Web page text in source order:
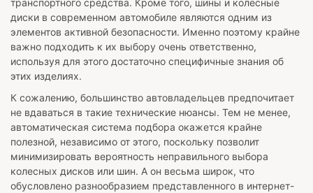
диски в современном автомобиле являются одним из
элементов активной безопасности. Именно поэтому крайне
важно подходить к их выбору очень ответственно,
используя для этого достаточно специфичные знания об
этих изделиях.
К сожалению, большинство автовладельцев предпочитает
не вдаваться в такие технические нюансы. Тем не менее,
автоматическая система подбора окажется крайне
полезной, независимо от этого, поскольку позволит
минимизировать вероятность неправильного выбора
колесных дисков или шин. А он весьма широк, что
обусловлено разнообразием представленного в интернет-